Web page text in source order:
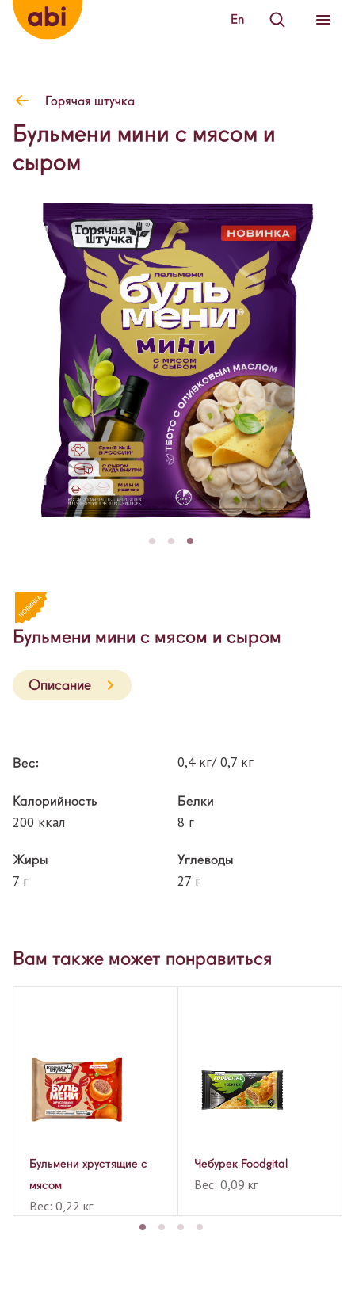
En
Горячая штучка
Бульмени мини с мясом и
сыром
Бульмени мини с мясом и сыром
Описание
Вес: 0,4 кг/ 0,7 кг
Калорийность
200 ккал
Жиры
7 г
Белки
8 г
Углеводы
27 г
Вам также может понравиться
Бульмени хрустящие с
мясом
Вес: 0,22 кг
Чебурек Foodgital
Вес: 0,09 кг